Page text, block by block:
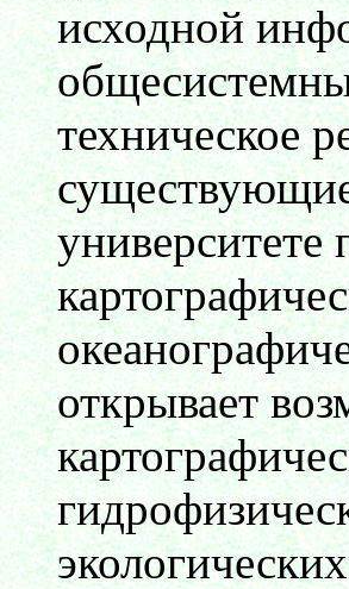
исходной
техническое
открывает